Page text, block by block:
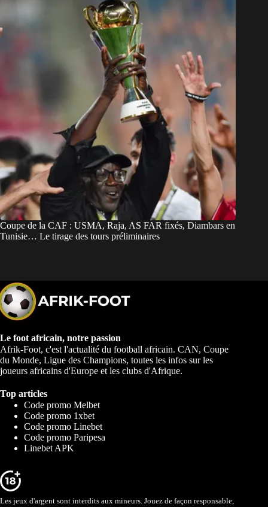
Coupe de la CAF : USMA, Raja, AS FAR fixés, Diambars en
Tunisie… Le tirage des tours préliminaires
Le foot africain, notre passion
Afrik-Foot, c'est l'actualité du football africain. CAN, Coupe
du Monde, Ligue des Champions, toutes les infos sur les
joueurs africains d'Europe et les clubs d'Afrique.
Top articles
Code promo Melbet
Code promo 1xbet
Code promo Linebet
Code promo Paripesa
Linebet APK
Les jeux d'argent sont interdits aux mineurs. Jouez de façon responsable,